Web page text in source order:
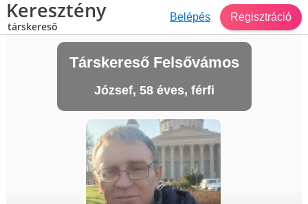
Keresztény
társkereső
Belépés Regisztráció
Társkereső Felsővámos
József, 58 éves, férfi